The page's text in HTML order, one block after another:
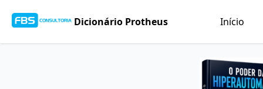
Dicionário Protheus Início